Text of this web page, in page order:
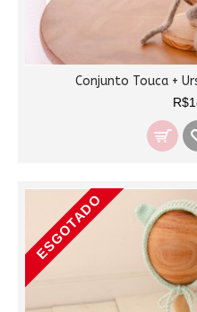
Conjunto Touca +
ESGOTADO